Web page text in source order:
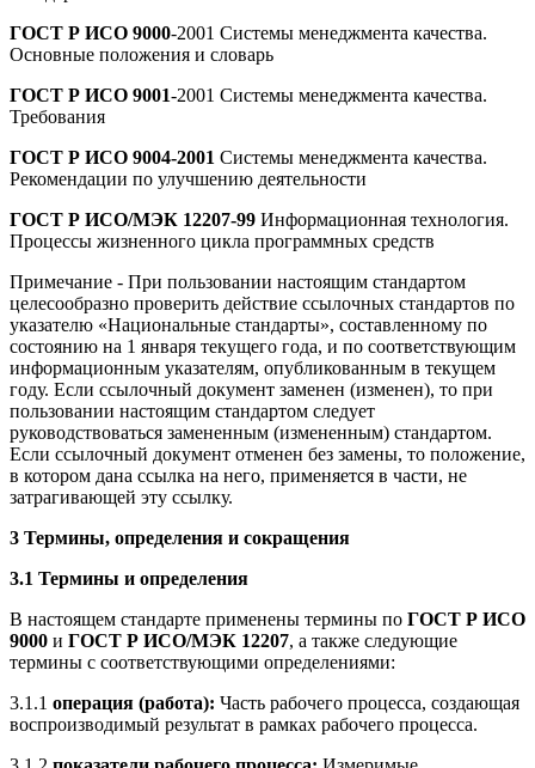
ГОСТ Р ИСО 9000-2001 Системы менеджмента качества.
Основные положения и словарь
ГОСТ Р ИСО 9001-2001 Системы менеджмента качества.
Требования
ГОСТ Р ИСО 9004-2001 Системы менеджмента качества.
Рекомендации по улучшению деятельности
ГОСТ Р ИСО/МЭК 12207-99 Информационная технология.
Процессы жизненного цикла программных средств
Примечание - При пользовании настоящим стандартом
целесообразно проверить действие ссылочных стандартов по
указателю «Национальные стандарты», составленному по
состоянию на 1 января текущего года, и по соответствующим
информационным указателям, опубликованным в текущем
году. Если ссылочный документ заменен (изменен), то при
пользовании настоящим стандартом следует
руководствоваться замененным (измененным) стандартом.
Если ссылочный документ отменен без замены, то положение,
в котором дана ссылка на него, применяется в части, не
затрагивающей эту ссылку.
3 Термины, определения и сокращения
3.1 Термины и определения
В настоящем стандарте применены термины по ГОСТ Р ИСО
9000 и ГОСТ Р ИСО/МЭК 12207, а также следующие
термины с соответствующими определениями:
3.1.1 операция (работа): Часть рабочего процесса, создающая
воспроизводимый результат в рамках рабочего процесса.